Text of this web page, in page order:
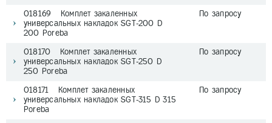
018169 Комплет закаленных
универсальных накладок SGT-200 D
200 Poreba
По запросу
018170 Комплет закаленных
универсальных накладок SGT-250 D
250 Poreba
По запросу
018171 Комплет закаленных
универсальных накладок SGT-315 D 315
Poreba
По запросу